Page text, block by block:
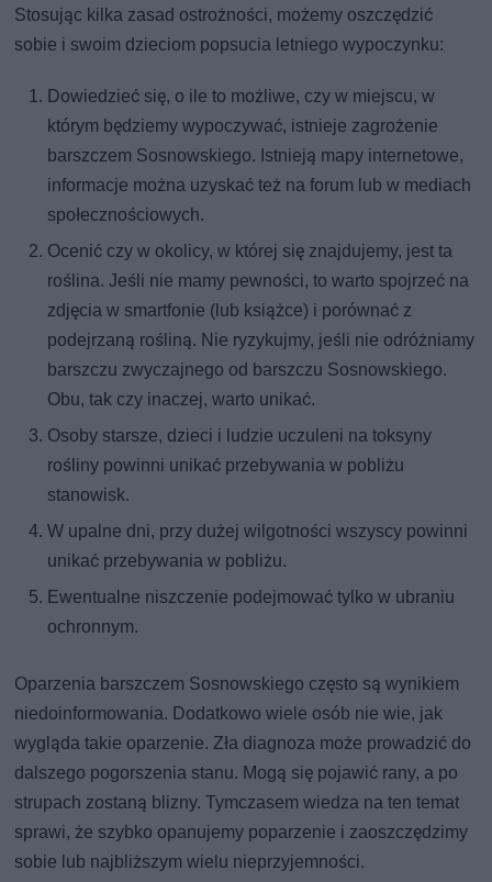
Stosując kilka zasad ostrożności, możemy oszczędzić
sobie i swoim dzieciom popsucia letniego wypoczynku:
Dowiedzieć się, o ile to możliwe, czy w miejscu, w
którym będziemy wypoczywać, istnieje zagrożenie
barszczem Sosnowskiego. Istnieją mapy internetowe,
informacje można uzyskać też na forum lub w mediach
społecznościowych.
Ocenić czy w okolicy, w której się znajdujemy, jest ta
roślina. Jeśli nie mamy pewności, to warto spojrzeć na
zdjęcia w smartfonie (lub książce) i porównać z
podejrzaną rośliną. Nie ryzykujmy, jeśli nie odróżniamy
barszczu zwyczajnego od barszczu Sosnowskiego.
Obu, tak czy inaczej, warto unikać.
Osoby starsze, dzieci i ludzie uczuleni na toksyny
rośliny powinni unikać przebywania w pobliżu
stanowisk.
W upalne dni, przy dużej wilgotności wszyscy powinni
unikać przebywania w pobliżu.
Ewentualne niszczenie podejmować tylko w ubraniu
ochronnym.
Oparzenia barszczem Sosnowskiego często są wynikiem
niedoinformowania. Dodatkowo wiele osób nie wie, jak
wygląda takie oparzenie. Zła diagnoza może prowadzić do
dalszego pogorszenia stanu. Mogą się pojawić rany, a po
strupach zostaną blizny. Tymczasem wiedza na ten temat
sprawi, że szybko opanujemy poparzenie i zaoszczędzimy
sobie lub najbliższym wielu nieprzyjemności.